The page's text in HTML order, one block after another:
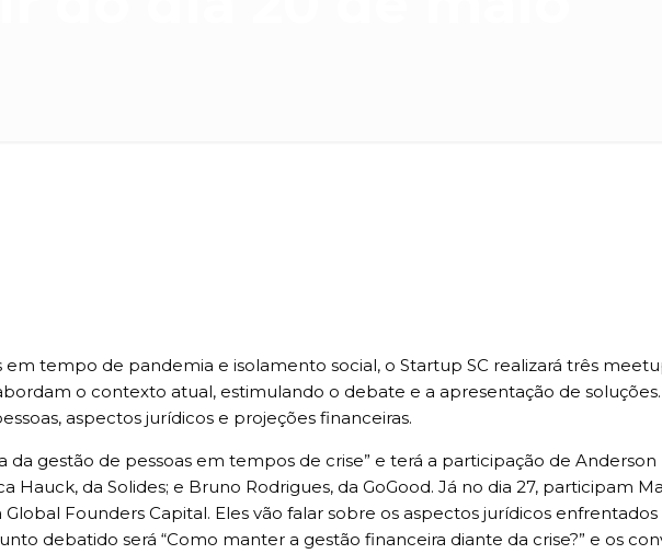
tempo de pandemia e isolamento social, o Startup SC realizará três
o contexto atual, estimulando o debate e a apresentação de
aspectos jurídicos e projeções financeiras.
gestão de pessoas em tempos de crise” e terá a participação de Anderson
Hauck, da Solides; e Bruno Rodrigues, da GoGood. Já no dia 27, participam
Founders Capital. Eles vão falar sobre os aspectos jurídicos
debatido será “Como manter a gestão financeira diante da crise?” e os